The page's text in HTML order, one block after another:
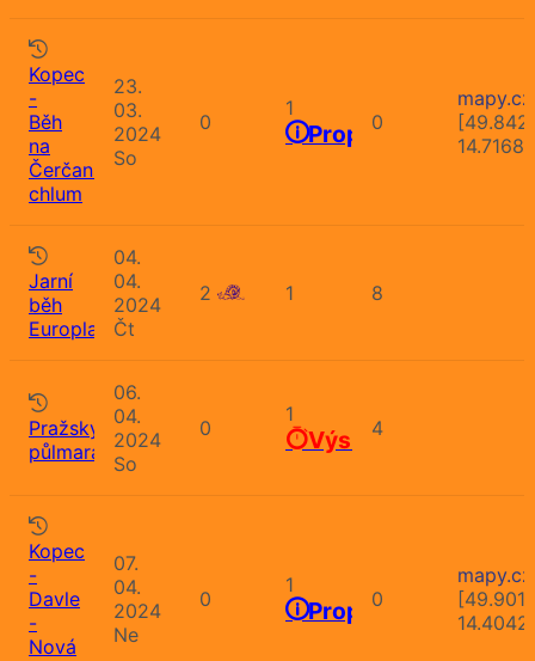
Kopec
-
Běh
na
Čerčanský
chlum
23.
03.
2024
So
0
1
Propozice
0
Jarní
běh
Europlantu
04.
04.
2024
Čt
2 1 8
Pražský
půlmaraton
06.
04.
2024
So
0
1
Výsledky
4
Kopec
-
Davle
-
Nová
07.
04.
2024
Ne
0
1
Propozice
0